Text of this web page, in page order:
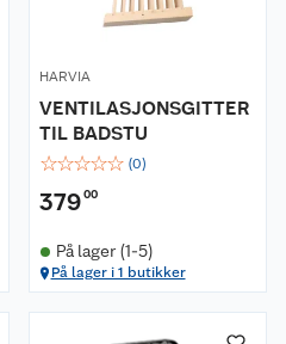
HARVIA
VENTILASJONSGITTER
TIL BADSTU
☆☆☆☆☆ (0)
37900
På lager (1-5)
På lager i 1 butikker